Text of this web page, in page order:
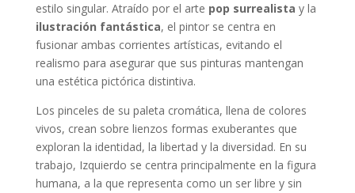
estilo singular. Atraído por el arte pop surrealista y la
ilustración fantástica, el pintor se centra en
fusionar ambas corrientes artísticas, evitando el
realismo para asegurar que sus pinturas mantengan
una estética pictórica distintiva.
Los pinceles de su paleta cromática, llena de colores
vivos, crean sobre lienzos formas exuberantes que
exploran la identidad, la libertad y la diversidad. En su
trabajo, Izquierdo se centra principalmente en la figura
humana, a la que representa como un ser libre y sin